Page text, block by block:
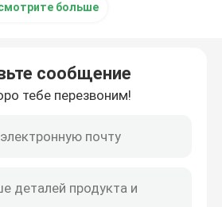
больше
сообщение
тебе перезвоним!